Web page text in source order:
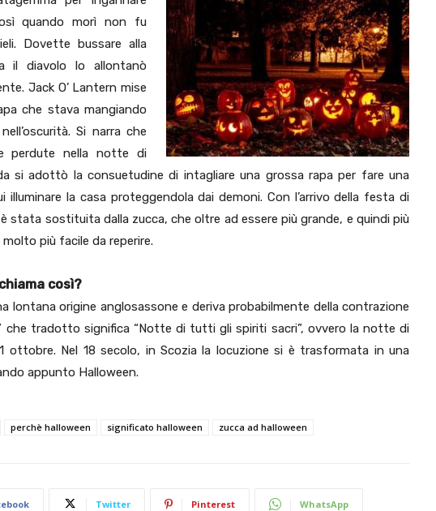
quando morì non fu
Dovette bussare alla
il diavolo lo allontanò
Jack O’ Lantern mise
che stava mangiando
Si narra che
perdute nella notte di
si adottò la consuetudine di intagliare una grossa rapa per fare una
illuminare la casa proteggendola dai demoni. Con l’arrivo della festa di
stata sostituita dalla zucca, che oltre ad essere più grande, e quindi più
più facile da reperire.
così?
lontana origine anglosassone e deriva probabilmente della contrazione
che tradotto significa “Notte di tutti gli spiriti sacri”, ovvero la notte di
ottobre. Nel 18 secolo, in Scozia la locuzione si è trasformata in una
appunto Halloween.
perchè halloween significato halloween zucca ad halloween
Twitter Pinterest WhatsApp